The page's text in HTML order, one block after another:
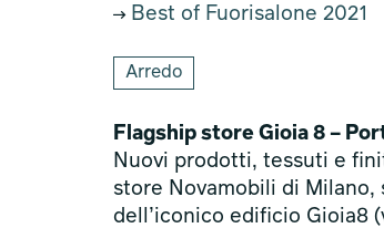
Best of Fuorisalone 2021
Arredo
Flagship store Gioia 8 –
Nuovi prodotti, tessuti e
store Novamobili di
dell’iconico edificio Gioia8